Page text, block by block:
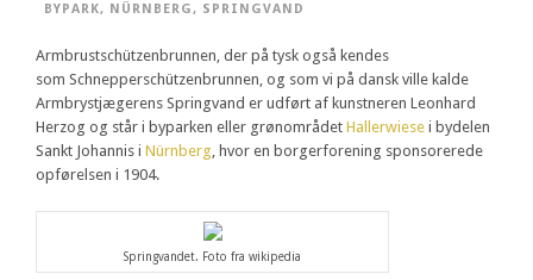
BYPARK, NÜRNBERG, SPRINGVAND
Armbrustschützenbrunnen, der på tysk også kendes
som Schnepperschützenbrunnen, og som vi på dansk ville kalde
Armbrystjægerens Springvand er udført af kunstneren Leonhard
Herzog og står i byparken eller grønområdet Hallerwiese i bydelen
Sankt Johannis i Nürnberg, hvor en borgerforening sponsorerede
opførelsen i 1904.
Springvandet. Foto fra wikipedia